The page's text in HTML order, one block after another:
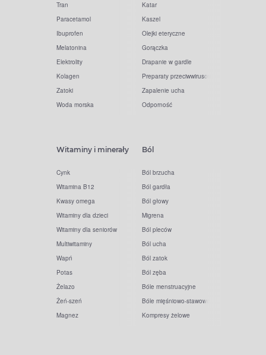
Tran
Paracetamol
Ibuprofen
Melatonina
Elektrolity
Kolagen
Zatoki
Woda morska
Katar
Kaszel
Olejki eteryczne
Gorączka
Drapanie w gardle
Preparaty przeciwwirusowe
Zapalenie ucha
Odporność
Witaminy i minerały
Cynk
Witamina B12
Kwasy omega
Witaminy dla dzieci
Witaminy dla seniorów
Multiwitaminy
Wapń
Potas
Żelazo
Żeń-szeń
Magnez
Ból
Ból brzucha
Ból gardła
Ból głowy
Migrena
Ból pleców
Ból ucha
Ból zatok
Ból zęba
Bóle menstruacyjne
Bóle mięśniowo-stawowe
Kompresy żelowe